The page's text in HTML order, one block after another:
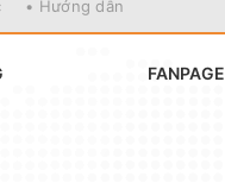
• Hướng dẫn
FANPAGE